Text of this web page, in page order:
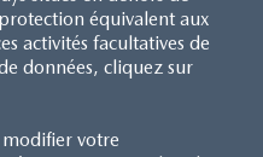
équivalent aux
activités facultatives de
données, cliquez sur
votre